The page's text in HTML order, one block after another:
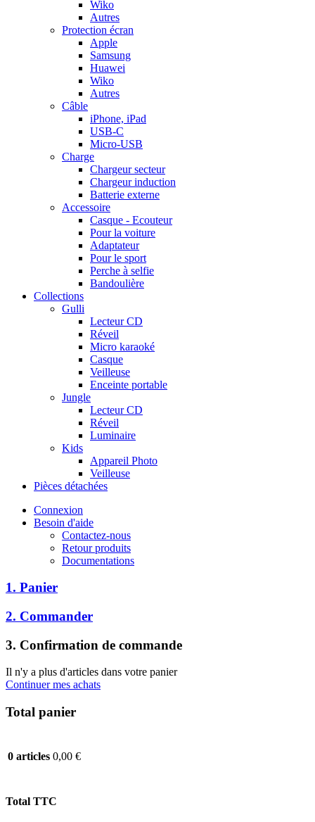
Wiko
Autres
Protection écran
Apple
Samsung
Huawei
Wiko
Autres
Câble
iPhone, iPad
USB-C
Micro-USB
Charge
Chargeur secteur
Chargeur induction
Batterie externe
Accessoire
Casque - Ecouteur
Pour la voiture
Adaptateur
Pour le sport
Perche à selfie
Bandoulière
Collections
Gulli
Lecteur CD
Réveil
Micro karaoké
Casque
Veilleuse
Enceinte portable
Jungle
Lecteur CD
Réveil
Luminaire
Kids
Appareil Photo
Veilleuse
Pièces détachées
Connexion
Besoin d'aide
Contactez-nous
Retour produits
Documentations
1. Panier
2. Commander
3. Confirmation de commande
Il n'y a plus d'articles dans votre panier
Continuer mes achats
Total panier
0 articles 0,00 €
Total TTC